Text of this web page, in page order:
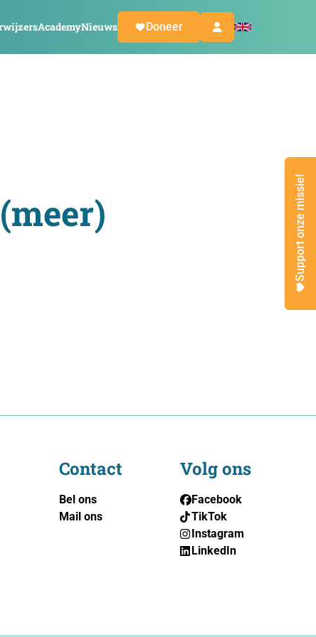
AcademyNieuws Doneer
Support onze missie!
Contact
Bel ons
Mail ons
Volg ons
Facebook
TikTok
Instagram
LinkedIn